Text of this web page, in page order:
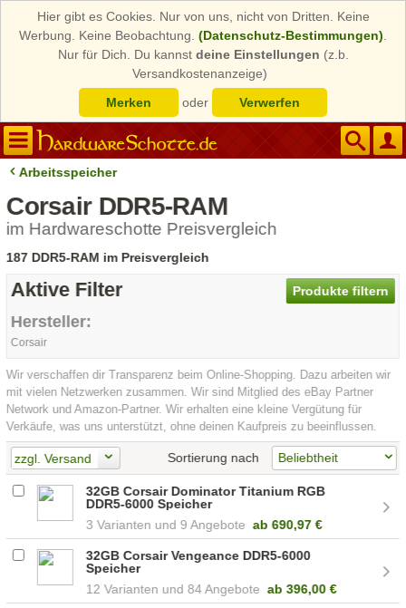
Hier gibt es Cookies. Nur von uns, nicht von Dritten. Keine
Werbung. Keine Beobachtung. (Datenschutz-Bestimmungen)
Nur für Dich. Du kannst deine Einstellungen (z.b.
Versandkostenanzeige)
Merken
oder Verwerfen
Arbeitsspeicher
Corsair DDR5-RAM
im Hardwareschotte Preisvergleich
187 DDR5-RAM im Preisvergleich
Produkte filtern
Aktive Filter
Hersteller:
Corsair
Wir verschaffen dir Transparenz beim Online-Shopping. Dazu arbeiten wir
mit vielen Netzwerken zusammen. Wir sind Mitglied des eBay Partner
Network und Amazon-Partner. Wir erhalten eine kleine Vergütung für
Verkäufe, was uns unterstützt, ohne deinen Kaufpreis zu beeinflussen.
zzgl. Versand Sortierung nach
32GB Corsair Dominator Titanium RGB
DDR5-6000 Speicher
3
9 Angebote ab 690,97 €
32GB Corsair Vengeance DDR5-6000
Speicher
12
84 Angebote ab 396,00 €